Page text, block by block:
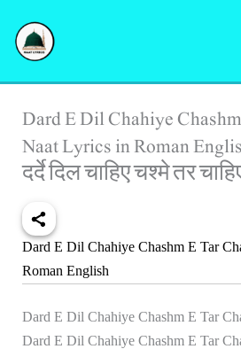
content
Dard E Dil Chahiye
Naat Lyrics in Roman
दर्दे दिल चाहिए चश्मे तर
Dard E Dil Chahiye Chashm E Tar
Roman English
Dard E Dil Chahiye Chashm E Tar
Dard E Dil Chahiye Chashm E Tar
e
c
h